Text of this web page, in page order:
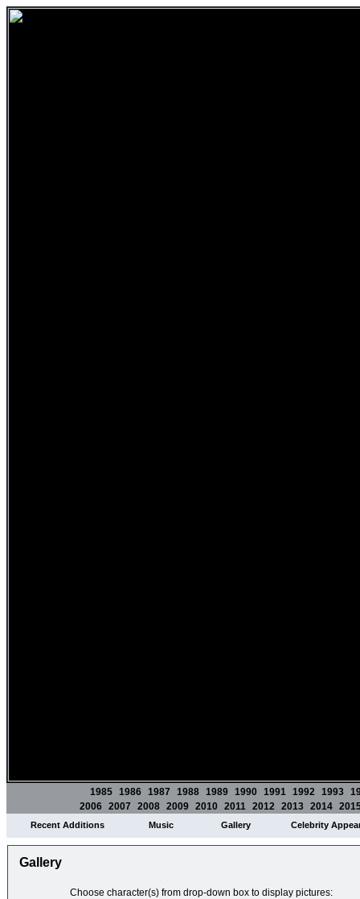
1985 1986 1987 1988 1989 1990 1991 1992 1993
2006 2007 2008 2009 2010 2011 2012 2013 2014
Recent Additions Music Gallery Celebrity
Gallery
Choose character(s) from drop-down box to display pictures: